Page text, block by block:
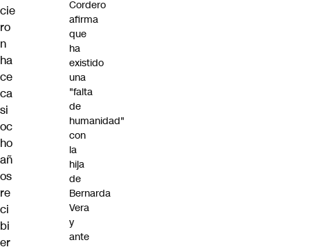
cie
ro
n
ha
ce
ca
si
oc
ho
añ
os
re
ci
bi
er
Cordero
afirma
que
ha
existido
una
"falta
de
humanidad"
con
la
hija
de
Bernarda
Vera
y
ante